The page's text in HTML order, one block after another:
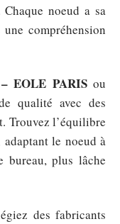
noeud a sa
compréhension
EOLE PARISou
qualité avec des
Trouvez l’équilibre
le noeud à
plus lâche
des fabricants